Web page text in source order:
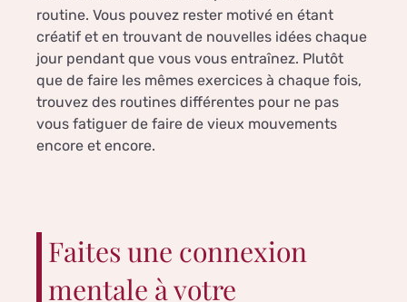
routine. Vous pouvez rester motivé en étant
créatif et en trouvant de nouvelles idées chaque
jour pendant que vous vous entraînez. Plutôt
que de faire les mêmes exercices à chaque fois,
trouvez des routines différentes pour ne pas
vous fatiguer de faire de vieux mouvements
encore et encore.
Faites une connexion
mentale à votre